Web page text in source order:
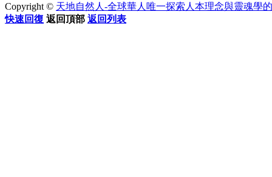
Copyright © 天地自然人-全球華人唯一探索人本理念與靈魂學
快速回復 返回頂部 返回列表